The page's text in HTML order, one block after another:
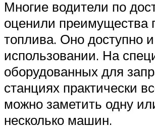
Многие водители по
оценили преимущества
топлива. Оно доступно
использовании. На
оборудованных для
станциях практически
можно заметить одну
несколько машин.